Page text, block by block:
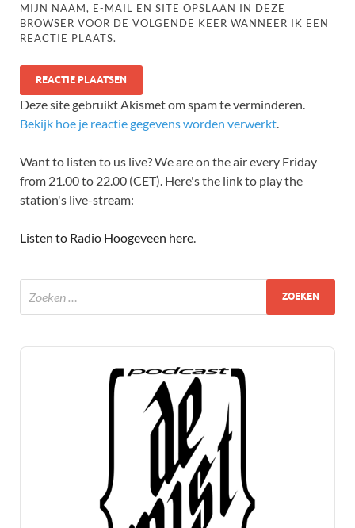
MIJN NAAM, E-MAIL EN SITE OPSLAAN IN DEZE
BROWSER VOOR DE VOLGENDE KEER WANNEER IK EEN
REACTIE PLAATS.
Deze site gebruikt Akismet om spam te verminderen.
Bekijk hoe je reactie gegevens worden verwerkt
Want to listen to us live? We are on the air every Friday
from 21.00 to 22.00 (CET). Here's the link to play the
station's live-stream:
Listen to Radio Hoogeveen here
Audio